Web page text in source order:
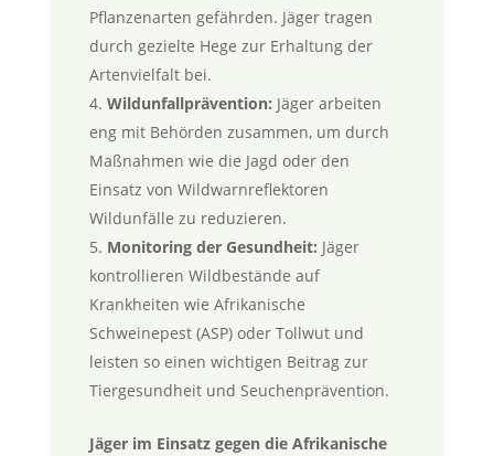
Pflanzenarten gefährden. Jäger tragen
durch gezielte Hege zur Erhaltung der
Artenvielfalt bei.
Wildunfallprävention: Jäger arbeiten
eng mit Behörden zusammen, um durch
Maßnahmen wie die Jagd oder den
Einsatz von Wildwarnreflektoren
Wildunfälle zu reduzieren.
Monitoring der Gesundheit: Jäger
kontrollieren Wildbestände auf
Krankheiten wie Afrikanische
Schweinepest (ASP) oder Tollwut und
leisten so einen wichtigen Beitrag zur
Tiergesundheit und Seuchenprävention.
Jäger im Einsatz gegen die Afrikanische